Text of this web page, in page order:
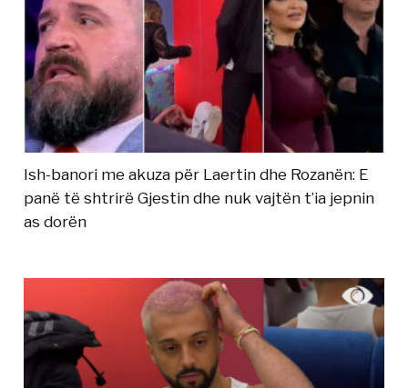
Ish-banori me akuza për Laertin dhe Rozanën: E
panë të shtrirë Gjestin dhe nuk vajtën t’ia jepnin
as dorën